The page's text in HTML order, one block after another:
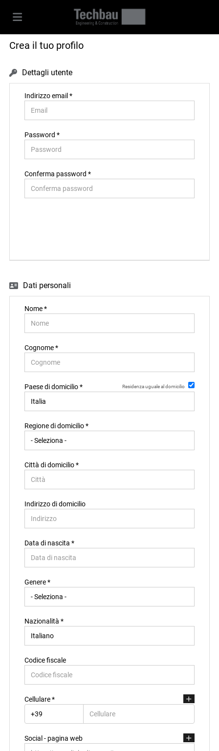
Home
Offerte
di
lavoro
Carica
il
CV
Login
Lingua
IT
DE
ES
PT
Crea il tuo profilo
Dettagli utente
Indirizzo email *
Password *
Conferma password *
Dati personali
Nome *
Cognome *
Paese di domicilio * Residenza uguale al domicilio
Regione di domicilio *
Città di domicilio *
Indirizzo di domicilio
Paese di residenza *
Regione di residenza *
Città di residenza
Indirizzo di residenza
Data di nascita *
Genere *
Nazionalità *
Codice fiscale
Cellulare *
Social - pagina web